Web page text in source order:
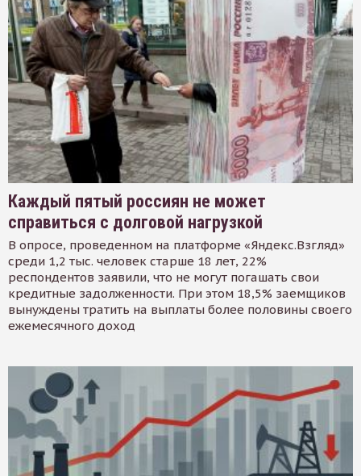
Каждый пятый россиян не может
справиться с долговой нагрузкой
В опросе, проведенном на платформе «Яндекс.Взгляд»
среди 1,2 тыс. человек старше 18 лет, 22%
респондентов заявили, что не могут погашать свои
кредитные задолженности. При этом 18,5% заемщиков
вынуждены тратить на выплаты более половины своего
ежемесячного доход